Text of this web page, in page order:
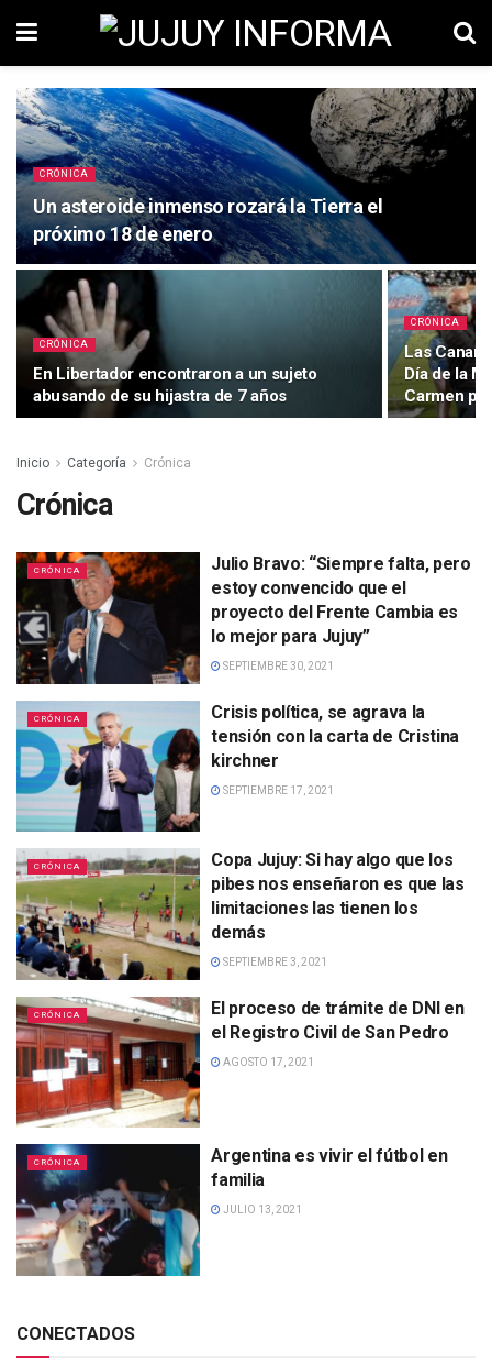
CRÓNICA
Un asteroide inmenso rozará la Tierra el
próximo 18 de enero
CRÓNICA
En Libertador encontraron a un sujeto
abusando de su hijastra de 7 años
CRÓNICA
Las
Día de la
Carmen
Inicio Categoría Crónica
Crónica
CRÓNICA
Julio Bravo: “Siempre falta, pero
estoy convencido que el
proyecto del Frente Cambia es
lo mejor para Jujuy”
SEPTIEMBRE 30, 2021
CRÓNICA
Crisis política, se agrava la
tensión con la carta de Cristina
kirchner
SEPTIEMBRE 17, 2021
CRÓNICA
Copa Jujuy: Si hay algo que los
pibes nos enseñaron es que las
limitaciones las tienen los
demás
SEPTIEMBRE 3, 2021
CRÓNICA
El proceso de trámite de DNI en
el Registro Civil de San Pedro
AGOSTO 17, 2021
CRÓNICA
Argentina es vivir el fútbol en
familia
JULIO 13, 2021
CONECTADOS